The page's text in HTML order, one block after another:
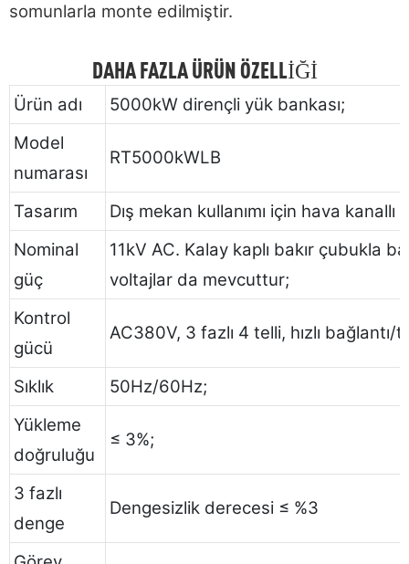
somunlarla monte edilmiştir.
DAHA FAZLA ÜRÜN ÖZELLIĞI
Ürün adı
5000kW dirençli yük bankası;
Model
numarası
RT5000kWLB
Tasarım
Dış mekan kullanımı için hava
Nominal
güç
11kV AC. Kalay kaplı bakır çubukla
voltajlar da mevcuttur;
Kontrol
gücü
AC380V, 3 fazlı 4 telli, hızlı bağlantı/
Sıklık
50Hz/60Hz;
Yükleme
doğruluğu
≤ 3%;
3 fazlı
denge
Dengesizlik derecesi ≤ %3